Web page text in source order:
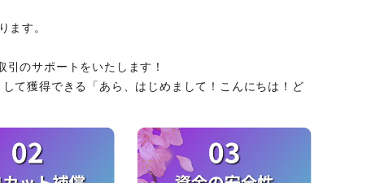
ます。
のサポートをいたします！
て獲得できる「あら、はじめまして！こんにちは！ど